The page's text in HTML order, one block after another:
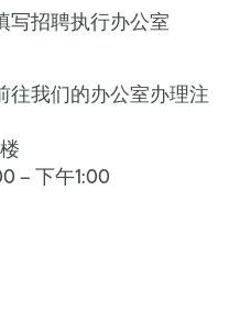
写招聘执行办公室
往我们的办公室办理注
– 下午1:00